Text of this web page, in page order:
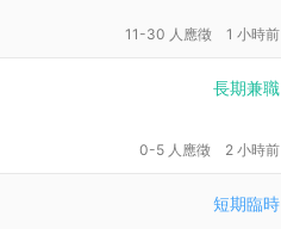
11-30 人應徵 1 小時前
長期兼職
0-5 人應徵 2 小時前
短期臨時